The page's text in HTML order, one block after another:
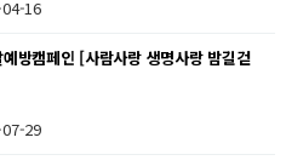
16
방캠페인 [사람사랑 생명사랑 밤길걷
29